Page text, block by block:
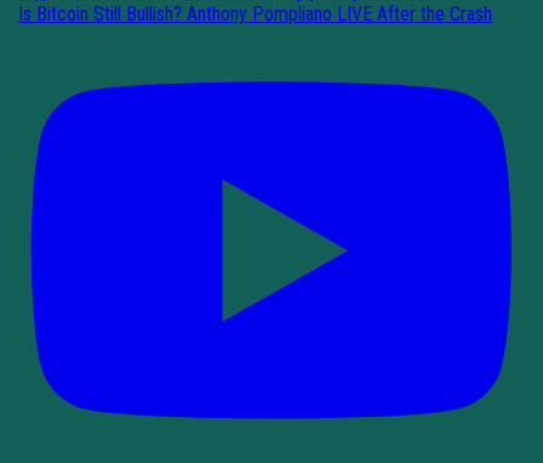
Is Bitcoin Still Bullish? Anthony Pompliano LIVE After the Crash